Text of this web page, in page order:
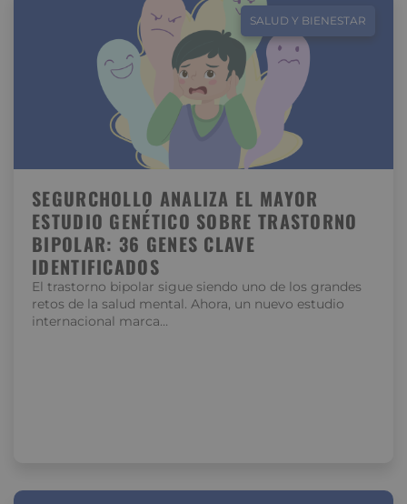
SALUD Y BIENESTAR
SEGURCHOLLO ANALIZA EL MAYOR
ESTUDIO GENÉTICO SOBRE TRASTORNO
BIPOLAR: 36 GENES CLAVE
IDENTIFICADOS
El trastorno bipolar sigue siendo uno de los grandes
retos de la salud mental. Ahora, un nuevo estudio
internacional marca…